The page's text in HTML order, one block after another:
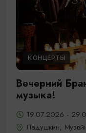
КОНЦЕРТЫ
Вечерний
музыка!
19.07.2026 -
Ладушкин,